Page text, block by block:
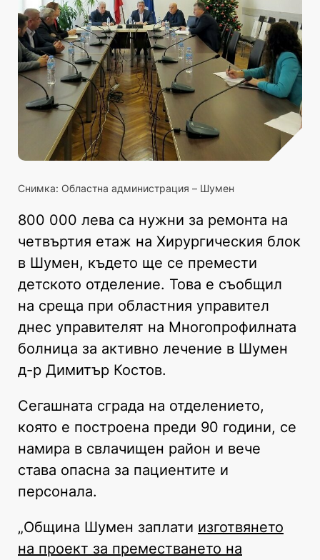
Снимка: Областна администрация – Шумен
800 000 лева са нужни за ремонта на
четвъртия етаж на Хирургическия блок
в Шумен, където ще се премести
детското отделение. Това е съобщил
на среща при областния управител
днес управителят на Многопрофилната
болница за активно лечение в Шумен
д-р Димитър Костов.
Сегашната сграда на отделението,
която е построена преди 90 години, се
намира в свлачищен район и вече
става опасна за пациентите и
персонала.
„Община Шумен заплати изготвянето
на проект за преместването на